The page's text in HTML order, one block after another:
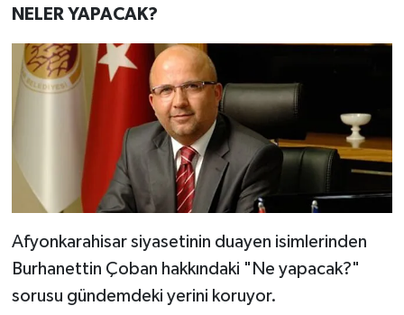
NELER YAPACAK?
Afyonkarahisar siyasetinin duayen isimlerinden
Burhanettin Çoban hakkındaki "Ne yapacak?"
sorusu gündemdeki yerini koruyor.